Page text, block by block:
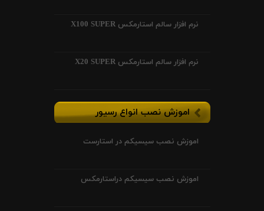
نرم افزار سالم استارمکس X100 SUPER
نرم افزار سالم استارمکس X20 SUPER
اموزش نصب انواع رسیور
اموزش نصب سیسیکم در استارست
اموزش نصب سیسیکم دراستارمکس